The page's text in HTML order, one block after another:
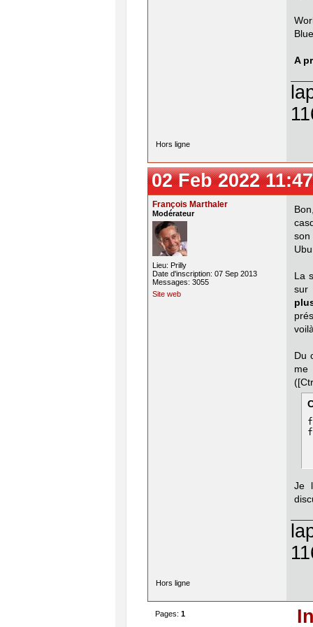
A
Hors ligne
02 Feb 2022
François Marthaler
Modérateur
Lieu: Prilly
Date d'inscription: 07 Sep 2013
Messages: 3055
Site web
son
La
Du
me
Je
Hors ligne
Pages: 1